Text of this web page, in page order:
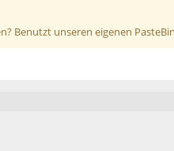
Benutzt unseren eigenen